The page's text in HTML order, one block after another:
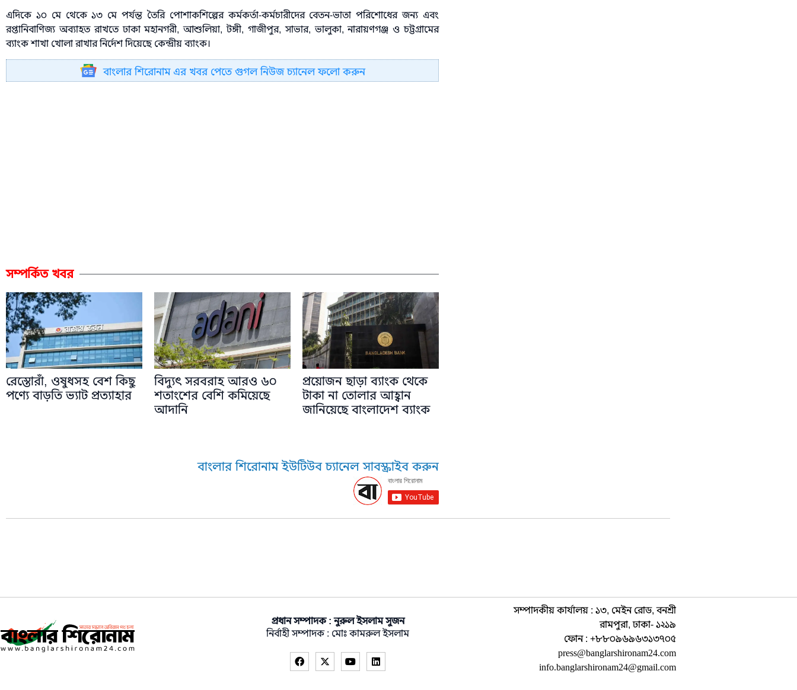
এদিকে ১০ মে থেকে ১৩ মে পর্যন্ত তৈরি পোশাকশিল্পের কর্মকর্তা-কর্মচারীদের বেতন-ভাতা পরিশোধের জন্য এবং
রপ্তানিবাণিজ্য অব্যাহত রাখতে ঢাকা মহানগরী, আশুলিয়া, টঙ্গী, গাজীপুর, সাভার, ভালুকা, নারায়ণগঞ্জ ও চট্টগ্রামের
ব্যাংক শাখা খোলা রাখার নির্দেশ দিয়েছে কেন্দ্রীয় ব্যাংক।
বাংলার শিরোনাম এর খবর পেতে গুগল নিউজ চ্যানেল ফলো করুন
সম্পর্কিত খবর
রেস্তোরাঁ, ওষুধসহ বেশ কিছু
পণ্যে বাড়তি ভ্যাট প্রত্যাহার
বিদ্যুৎ সরবরাহ আরও ৬০
শতাংশের বেশি কমিয়েছে
আদানি
প্রয়োজন ছাড়া ব্যাংক থেকে
টাকা না তোলার আহ্বান
জানিয়েছে বাংলাদেশ ব্যাংক
বাংলার শিরোনাম ইউটিউব চ্যানেল সাবস্ক্রাইব করুন
প্রধান সম্পাদক : নুরুল ইসলাম সুজন
নির্বাহী সম্পাদক : মোঃ কামরুল ইসলাম
সম্পাদকীয় কার্যালয় : ১৩, মেইন রোড, বনশ্রী
রামপুরা, ঢাকা- ১২১৯
ফোন : +৮৮০৯৬৯৬৩১৩৭০৫
press@banglarshironam24.com
info.banglarshironam24@gmail.com